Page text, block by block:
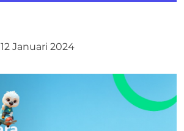
12 Januari 2024